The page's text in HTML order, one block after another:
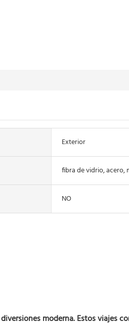
Exterior
fibra de vidrio, acero,
NO
moderna. Estos viajes